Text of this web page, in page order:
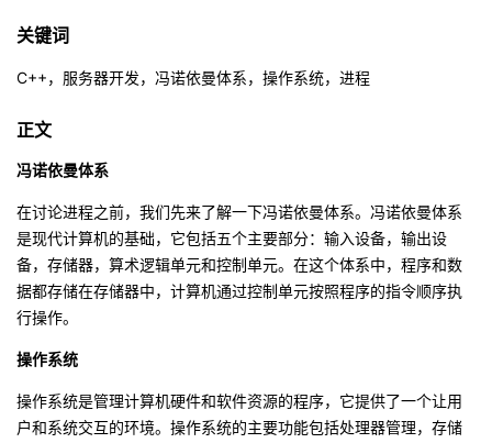
者
博
客
的
论
坛
我
的
圈
子
我
的
直
播
我
的
活
我
的
发
堂
我
的
课
程
我
的
认
我
的
我
Programs
的
的
技
术
支
我
的
云
声
关键词
C++，服务器开发，冯诺依曼体系，操作系统，进程
正文
冯诺依曼体系
在讨论进程之前，我们先来了解一下冯诺依曼体系。冯诺依曼体系
是现代计算机的基础，它包括五个主要部分：输入设备，输出设
备，存储器，算术逻辑单元和控制单元。在这个体系中，程序和数
据都存储在存储器中，计算机通过控制单元按照程序的指令顺序执
行操作。
操作系统
操作系统是管理计算机硬件和软件资源的程序，它提供了一个让用
户和系统交互的环境。操作系统的主要功能包括处理器管理，存储